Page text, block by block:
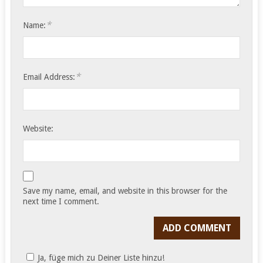
Name: *
Email Address: *
Website:
Save my name, email, and website in this browser for the
next time I comment.
Ja, füge mich zu Deiner Liste hinzu!